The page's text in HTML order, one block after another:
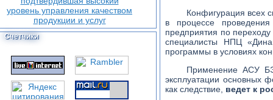
Счетчики
Конфигурация
в процессе
предприятия по
специалисты НПЦ
программы в условиях
Применение АСУ
эксплуатации основных
как следствие, ведет к